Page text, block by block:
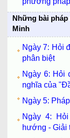
Những bài pháp
Minh
Ngày 7: Hỏi
phân biệt
Ngày 6: Hỏi
nghĩa của
Ngày 5:
Ngày 4:
hướng - Giải